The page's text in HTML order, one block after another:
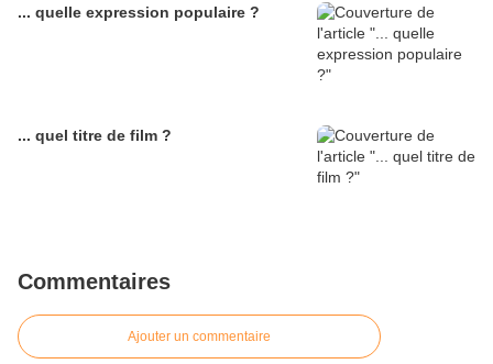
... quelle expression populaire ?
... quel titre de film ?
Commentaires
Ajouter un commentaire